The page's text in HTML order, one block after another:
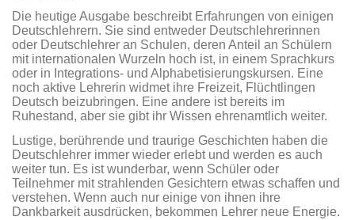
Die heutige Ausgabe beschreibt Erfahrungen von einigen
Deutschlehrern. Sie sind entweder Deutschlehrerinnen
oder Deutschlehrer an Schulen, deren Anteil an Schülern
mit internationalen Wurzeln hoch ist, in einem Sprachkurs
oder in Integrations- und Alphabetisierungskursen. Eine
noch aktive Lehrerin widmet ihre Freizeit, Flüchtlingen
Deutsch beizubringen. Eine andere ist bereits im
Ruhestand, aber sie gibt ihr Wissen ehrenamtlich weiter.
Lustige, berührende und traurige Geschichten haben die
Deutschlehrer immer wieder erlebt und werden es auch
weiter tun. Es ist wunderbar, wenn Schüler oder
Teilnehmer mit strahlenden Gesichtern etwas schaffen und
verstehen. Wenn auch nur einige von ihnen ihre
Dankbarkeit ausdrücken, bekommen Lehrer neue Energie.